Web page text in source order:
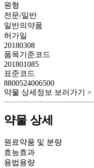
원형
전문/일반
일반의약품
허가일
20180308
품목기준코드
201801085
표준코드
8800524006500
약물 상세정보 보러가기 >
약물 상세
원료약품 및 분량
효능효과
용법용량